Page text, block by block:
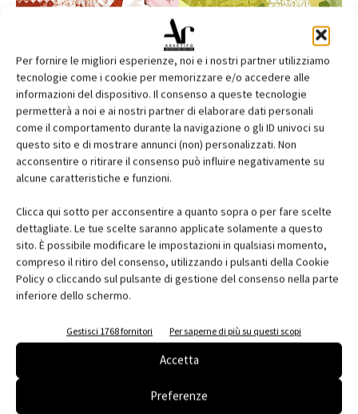
Per fornire le migliori esperienze, noi e i nostri partner utilizziamo
tecnologie come i cookie per memorizzare e/o accedere alle
informazioni del dispositivo. Il consenso a queste tecnologie
permetterà a noi e ai nostri partner di elaborare dati personali
come il comportamento durante la navigazione o gli ID univoci su
questo sito e di mostrare annunci (non) personalizzati. Non
acconsentire o ritirare il consenso può influire negativamente su
alcune caratteristiche e funzioni.
Clicca qui sotto per acconsentire a quanto sopra o per fare scelte
dettagliate. Le tue scelte saranno applicate solamente a questo
sito. È possibile modificare le impostazioni in qualsiasi momento,
compreso il ritiro del consenso, utilizzando i pulsanti della Cookie
Policy o cliccando sul pulsante di gestione del consenso nella parte
inferiore dello schermo.
Gestisci 1768 fornitori Per saperne di più su questi scopi
Accetta
Preferenze
Edicola web
Abbonati e regala
Iscriviti alla newsletter